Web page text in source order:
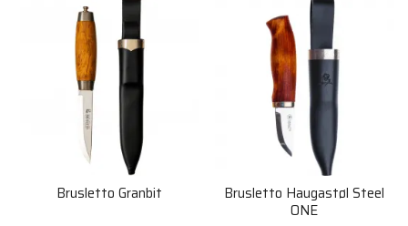
Brusletto Granbit Brusletto Haugastøl Steel
ONE